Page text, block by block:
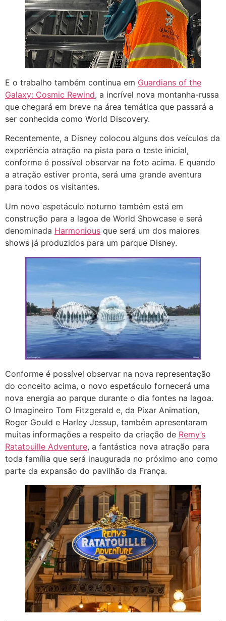
E o trabalho também continua em Guardians of the
Galaxy: Cosmic Rewind, a incrível nova montanha-russa
que chegará em breve na área temática que passará a
ser conhecida como World Discovery.
Recentemente, a Disney colocou alguns dos veículos da
experiência atração na pista para o teste inicial,
conforme é possível observar na foto acima. E quando
a atração estiver pronta, será uma grande aventura
para todos os visitantes.
Um novo espetáculo noturno também está em
construção para a lagoa de World Showcase e será
denominada Harmonious que será um dos maiores
shows já produzidos para um parque Disney.
Conforme é possível observar na nova representação
do conceito acima, o novo espetáculo fornecerá uma
nova energia ao parque durante o dia fontes na lagoa.
O Imagineiro Tom Fitzgerald e, da Pixar Animation,
Roger Gould e Harley Jessup, também apresentaram
muitas informações a respeito da criação de Remy’s
Ratatouille Adventure, a fantástica nova atração para
toda família que será inaugurada no próximo ano como
parte da expansão do pavilhão da França.